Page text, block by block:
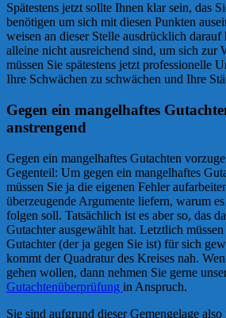
Spätestens jetzt sollte Ihnen klar sein, das
benötigen um sich mit diesen Punkten
weisen an dieser Stelle ausdrücklich darauf
alleine nicht ausreichend sind, um sich zur
müssen Sie spätestens jetzt professionelle
Ihre Schwächen zu schwächen und Ihre
Gegen ein mangelhaftes
anstrengend
Gegen ein mangelhaftes Gutachten
Gegenteil: Um gegen ein mangelhaftes
müssen Sie ja die eigenen Fehler
überzeugende Argumente liefern, warum
folgen soll. Tatsächlich ist es aber so, das
Gutachter ausgewählt hat. Letztlich
Gutachter (der ja gegen Sie ist) für sich
kommt der Quadratur des Kreises nah.
gehen wollen, dann nehmen Sie gerne
Gutachtenüberprüfung in Anspruch.
Sie sind aufgrund dieser Gemengelage